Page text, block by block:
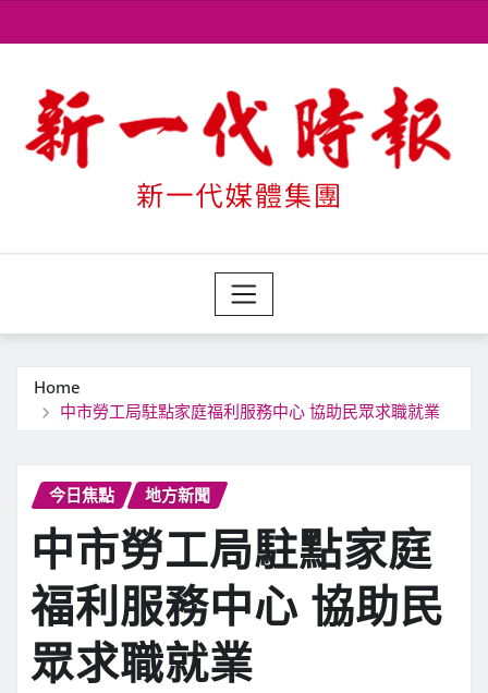
to
Home
中市勞工局駐點家庭福利服務中心 協助民眾求職就業
今日焦點 地方新聞
中市勞工局駐點家庭
福利服務中心 協助民
眾求職就業